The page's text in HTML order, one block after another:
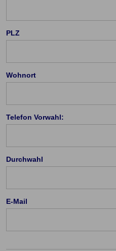
PLZ
Wohnort
Telefon Vorwahl:
Durchwahl
E-Mail